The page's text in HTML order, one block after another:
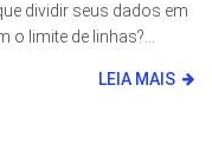
dividir seus dados em
o limite de linhas?...
LEIA MAIS